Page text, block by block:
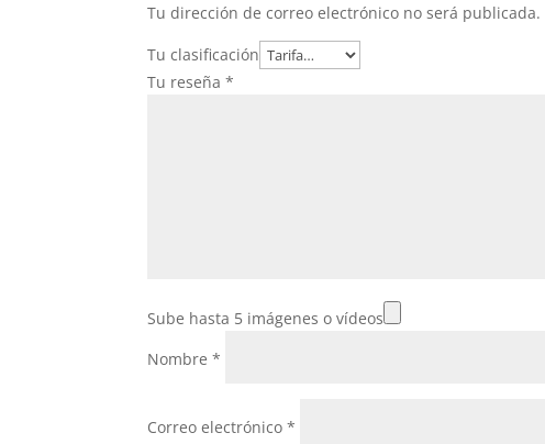
Tu dirección de correo electrónico no será publicada.
Tu clasificación
Tu reseña*
Sube hasta 5 imágenes o vídeos
Nombre*
Correo electrónico*